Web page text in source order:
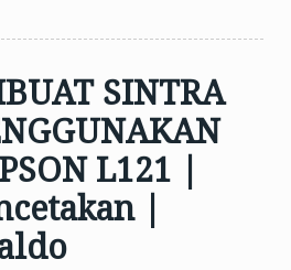
SINTRA
L121 |
|